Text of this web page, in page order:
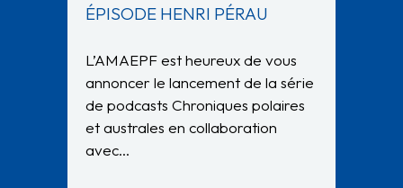
ÉPISODE HENRI PÉRAU
L’AMAEPF est heureux de vous
annoncer le lancement de la série
de podcasts Chroniques polaires
et australes en collaboration
avec…